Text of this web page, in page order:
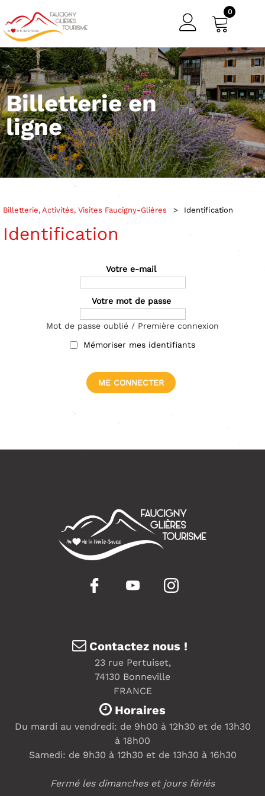
0
Billetterie en
ligne
Billetterie, Activités, Visites Faucigny-Glières > Identification
Identification
Votre e-mail
Votre mot de passe
Mot de passe oublié / Première connexion
Mémoriser mes identifiants
Contactez nous !
23 rue Pertuiset,
74130 Bonneville
FRANCE
Horaires
Du mardi au vendredi: de 9h00 à 12h30 et de 13h30
à 18h00
Samedi: de 9h30 à 12h30 et de 13h30 à 16h30
Fermé les dimanches et jours fériés